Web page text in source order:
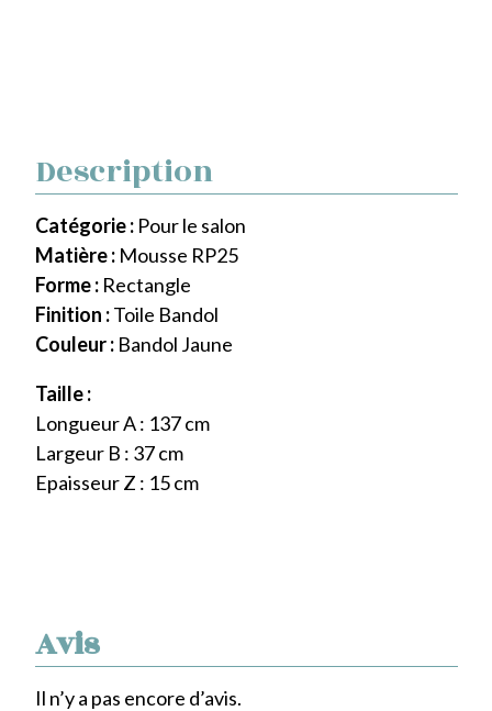
Avis
Il n’y a pas encore d’avis.
Description
Catégorie : Pour le salon
Matière : Mousse RP25
Forme : Rectangle
Finition :Toile Bandol
Couleur : Bandol Jaune
Taille :
Longueur A : 137 cm
Largeur B : 37 cm
Epaisseur Z : 15 cm